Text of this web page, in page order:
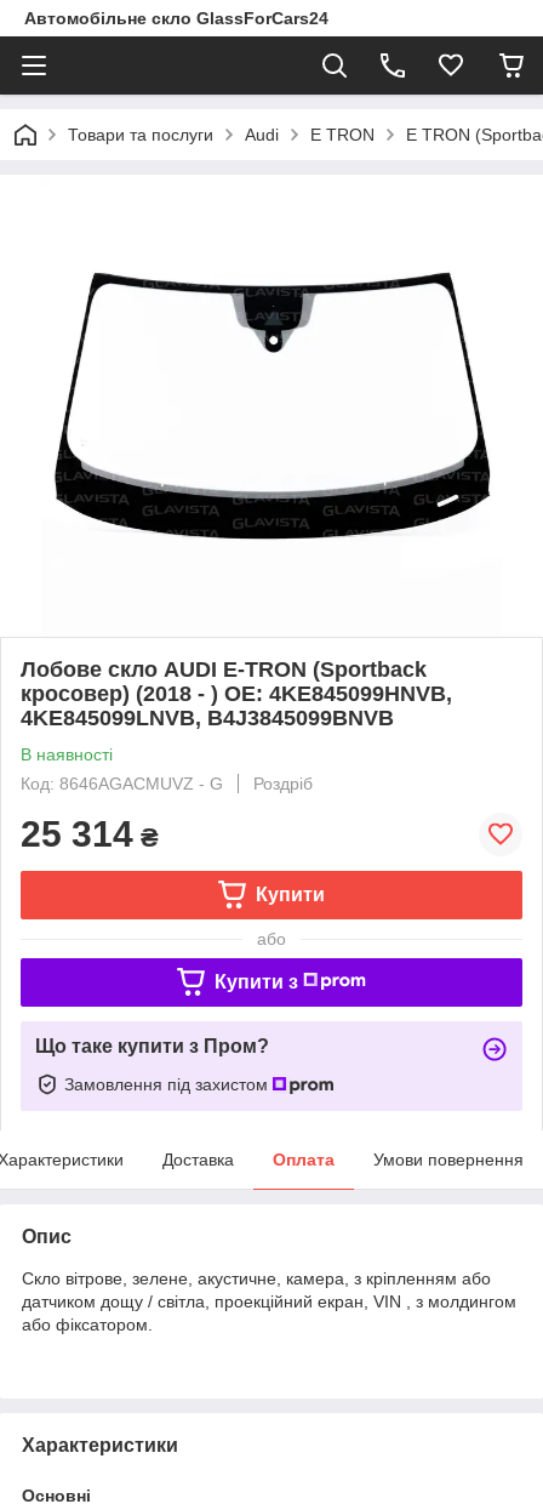
Автомобільне скло GlassForCars24
Товари та послуги Audi E TRON E TRON
Лобове скло AUDI E-TRON (Sportback
кросовер) (2018 - ) OE: 4KE845099HNVB,
4KE845099LNVB, B4J3845099BNVB
В наявності
Код: 8646AGACMUVZ - G
Роздріб
25 314 ₴
Купити
або
Купити з
Що таке купити з Пром?
Замовлення під захистом
Доставка Оплата Умови повернення
Опис
Скло вітрове, зелене, акустичне, камера, з кріпленням або
датчиком дощу / світла, проекційний екран, VIN , з молдингом
або фіксатором.
Характеристики
Основні